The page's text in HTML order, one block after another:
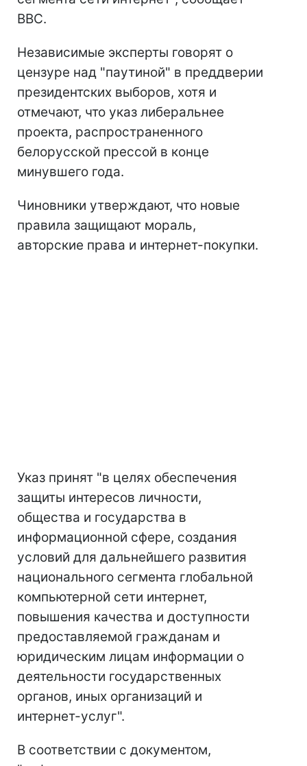
ВВС.
Независимые эксперты говорят о
цензуре над "паутиной" в преддверии
президентских выборов, хотя и
отмечают, что указ либеральнее
проекта, распространенного
белорусской прессой в конце
минувшего года.
Чиновники утверждают, что новые
правила защищают мораль,
авторские права и интернет-покупки.
Указ принят "в целях обеспечения
защиты интересов личности,
общества и государства в
информационной сфере, создания
условий для дальнейшего развития
национального сегмента глобальной
компьютерной сети интернет,
повышения качества и доступности
предоставляемой гражданам и
юридическим лицам информации о
деятельности государственных
органов, иных организаций и
интернет-услуг".
В соответствии с документом,